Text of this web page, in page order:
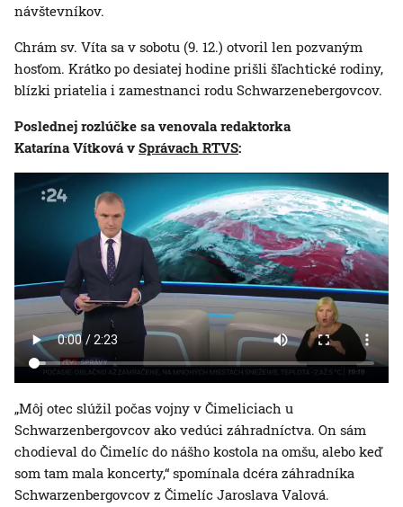
návštevníkov.
Chrám sv. Víta sa v sobotu (9. 12.) otvoril len pozvaným
hosťom. Krátko po desiatej hodine prišli šľachtické rodiny,
blízki priatelia i zamestnanci rodu Schwarzenebergovcov.
Poslednej rozlúčke sa venovala redaktorka
Katarína Vítková v Správach RTVS:
„Môj otec slúžil počas vojny v Čimeliciach u
Schwarzenbergovcov ako vedúci záhradníctva. On sám
chodieval do Čimelíc do nášho kostola na omšu, alebo keď
som tam mala koncerty,“ spomínala dcéra záhradníka
Schwarzenbergovcov z Čimelíc Jaroslava Valová.